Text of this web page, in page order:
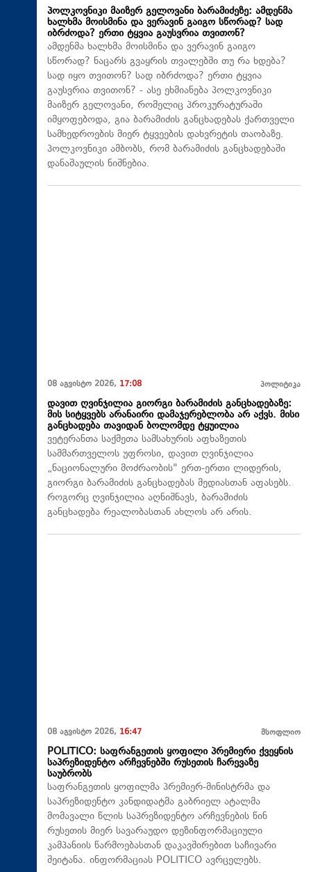
პოლკოვნიკი მაიზერ გელოვანი ბარამიძეზე: ამდენმა
ხალხმა მოისმინა და ვერავინ გაიგო სწორად? სად
იბრძოდა? ერთი ტყვია გაუსვრია თვითონ?
ამდენმა ხალხმა მოისმინა და ვერავინ გაიგო
სწორად? ნაცარს გვაყრის თვალებში თუ რა ხდება?
სად იყო თვითონ? სად იბრძოდა? ერთი ტყვია
გაუსვრია თვითონ? - ასე ეხმიანება პოლკოვნიკი
მაიზერ გელოვანი, რომელიც პროკურატურაში
იმყოფებოდა, გია ბარამიძის განცხადებას ქართველი
სამხედროების მიერ ტყვეების დახვრეტის თაობაზე.
პოლკოვნიკი ამბობს, რომ ბარამიძის განცხადებაში
დანაშაულის ნიშნებია.
08 აგვისტო 2026, 17:08 პოლიტიკა
დავით ღვინჯილია გიორგი ბარამიძის განცხადებაზე:
მის სიტყვებს არანაირი დამაჯერებლობა არ აქვს. მისი
განცხადება თავიდან ბოლომდე ტყუილია
ვეტერანთა საქმეთა სამსახურის აფხაზეთის
სამმართველოს უფროსი, დავით ღვინჯილია
„ნაციონალური მოძრაობის" ერთ-ერთი ლიდერის,
გიორგი ბარამიძის განცხადებას მედიასთან აფასებს.
როგორც ღვინჯილია აღნიშნავს, ბარამიძის
განცხადება რეალობასთან ახლოს არ არის.
08 აგვისტო 2026, 16:47 მსოფლიო
POLITICO: საფრანგეთის ყოფილი პრემიერი ქვეყნის
საპრეზიდენტო არჩევნებში რუსეთის ჩარევაზე
საუბრობს
საფრანგეთის ყოფილმა პრემიერ-მინისტრმა და
საპრეზიდენტო კანდიდატმა გაბრიელ ატალმა
მომავალი წლის საპრეზიდენტო არჩევნების წინ
რუსეთის მიერ სავარაუდო დეზინფორმაციული
კამპანიის წარმოებასთან დაკავშირებით საჩივარი
შეიტანა. ინფორმაციას POLITICO ავრცელებს.